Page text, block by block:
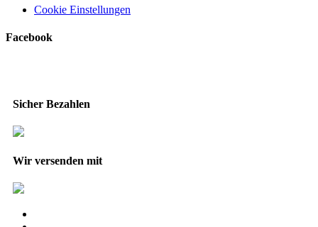
Cookie Einstellungen
Facebook
Sicher Bezahlen
Wir versenden mit